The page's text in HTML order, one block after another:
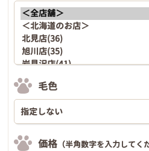
毛色
価格 （半角数字を入力してく